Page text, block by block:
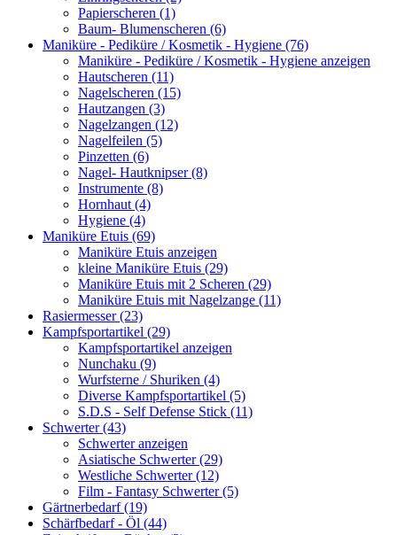
Papierscheren (1)
Baum- Blumenscheren (6)
Maniküre - Pediküre / Kosmetik - Hygiene (76)
Maniküre - Pediküre / Kosmetik - Hygiene anzeigen
Hautscheren (11)
Nagelscheren (15)
Hautzangen (3)
Nagelzangen (12)
Nagelfeilen (5)
Pinzetten (6)
Nagel- Hautknipser (8)
Instrumente (8)
Hornhaut (4)
Hygiene (4)
Maniküre Etuis (69)
Maniküre Etuis anzeigen
kleine Maniküre Etuis (29)
Maniküre Etuis mit 2 Scheren (29)
Maniküre Etuis mit Nagelzange (11)
Rasiermesser (23)
Kampfsportartikel (29)
Kampfsportartikel anzeigen
Nunchaku (9)
Wurfsterne / Shuriken (4)
Diverse Kampfsportartikel (5)
S.D.S - Self Defense Stick (11)
Schwerter (43)
Schwerter anzeigen
Asiatische Schwerter (29)
Westliche Schwerter (12)
Film - Fantasy Schwerter (5)
Gärtnerbedarf (19)
Schärfbedarf - Öl (44)